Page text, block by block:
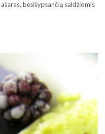
besišypsančią saldžiomis